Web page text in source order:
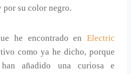
por su color negro.
he encontrado en Electric
como ya he dicho, porque
añadido una curiosa e